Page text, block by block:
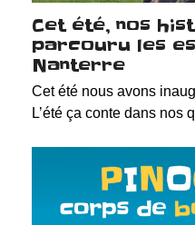
Cet été, nos
parcouru les
Nanterre
Cet été nous avons
L’été ça conte dans nos